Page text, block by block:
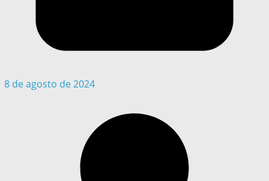
8 de agosto de 2024